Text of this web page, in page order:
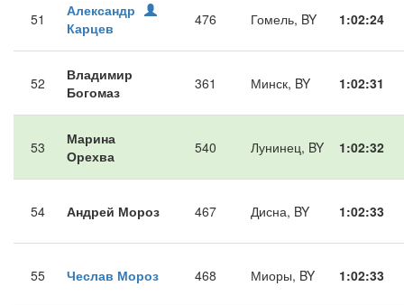
51
Александр
Карцев
476 Гомель, BY 1:02:24
52
Владимир
Богомаз
361 Минск, BY 1:02:31
53
Марина
Орехва
540 Лунинец, BY 1:02:32
54 Андрей Мороз 467 Дисна, BY 1:02:33
55 Чеслав Мороз 468 Миоры, BY 1:02:33